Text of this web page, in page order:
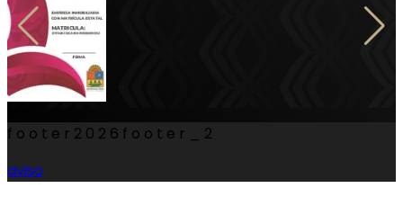
footer 2026 footer_2
aviso